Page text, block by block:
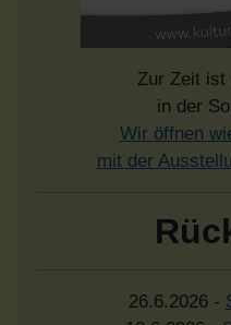
Zur Zeit ist
in der
Wir öffnen
mit der
26.6.2026 -